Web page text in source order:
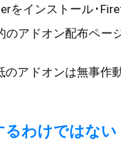
をインストール･
のアドオン配布ペー
アドオンは無事作
わけではない